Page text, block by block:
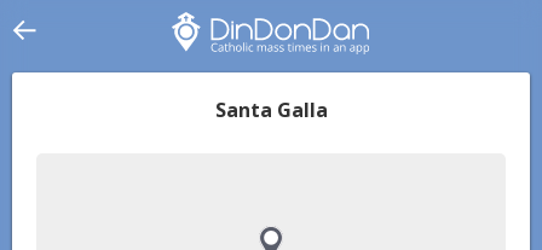
Santa Galla